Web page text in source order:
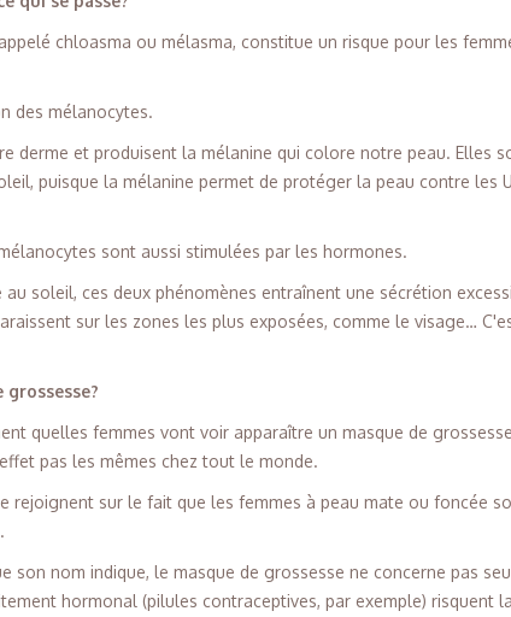
chloasma ou mélasma, constitue un risque pour les
des mélanocytes.
derme et produisent la mélanine qui colore notre peau. Elles
puisque la mélanine permet de protéger la peau contre les
sont aussi stimulées par les hormones.
au soleil, ces deux phénomènes entraînent une sécrétion
sur les zones les plus exposées, comme le visage…
quelles femmes vont voir apparaître un masque de
pas les mêmes chez tout le monde.
rejoignent sur le fait que les femmes à peau mate ou foncée
son nom indique, le masque de grossesse ne concerne pas
hormonal (pilules contraceptives, par exemple) risquent